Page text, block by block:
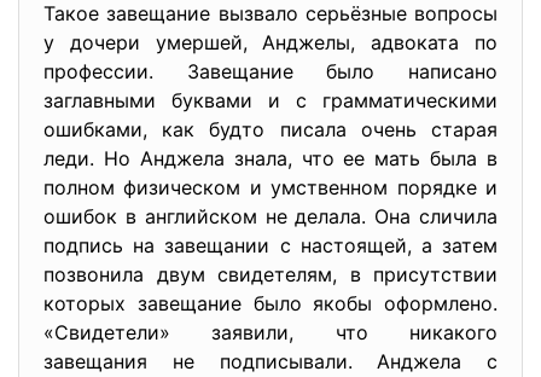
Такое завещание вызвало серьёзные вопросы
у дочери умершей, Анджелы, адвоката по
профессии. Завещание было написано
заглавными буквами и с грамматическими
ошибками, как будто писала очень старая
леди. Но Анджела знала, что ее мать была в
полном физическом и умственном порядке и
ошибок в английском не делала. Она сличила
подпись на завещании с настоящей, а затем
позвонила двум свидетелям, в присутствии
которых завещание было якобы оформлено.
«Свидетели» заявили, что никакого
завещания не подписывали. Анджела с